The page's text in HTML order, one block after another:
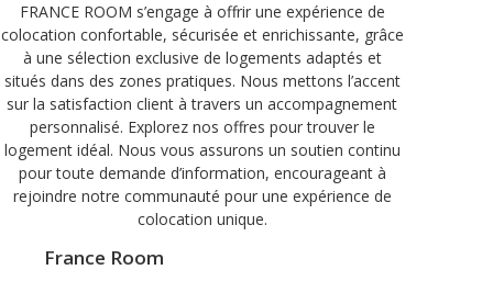
FRANCE ROOM s’engage à offrir une expérience de
colocation confortable, sécurisée et enrichissante, grâce
à une sélection exclusive de logements adaptés et
situés dans des zones pratiques. Nous mettons l’accent
sur la satisfaction client à travers un accompagnement
personnalisé. Explorez nos offres pour trouver le
logement idéal. Nous vous assurons un soutien continu
pour toute demande d’information, encourageant à
rejoindre notre communauté pour une expérience de
colocation unique.
France Room